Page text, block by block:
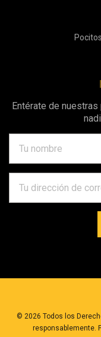
Entérate de
© 2026 Todos los
responsablemente.